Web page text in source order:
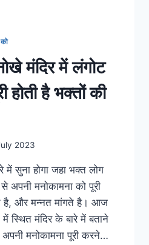
मंदिर में लंगोट
होती है भक्तों की
2023
सुना होगा जहा भक्त लोग
अपनी मनोकामना को पूरी
है, और मन्नत मांगते है। आज
में स्थित मंदिर के बारे में बताने
मनोकामना पूरी करने…